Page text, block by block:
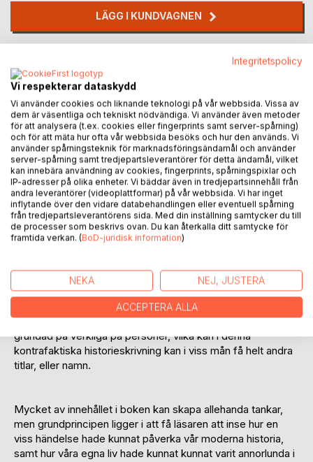
LÄGG I KUNDVAGNEN
Recensera titel
BESKRIVNING
Hur hade Sveriges historia sett ut om en historisk händelse
hade tagit en helt annan vändning? I den här boken tar vi en
närmare titt på just den frågan.
Boken riktar in sig på hur vår svenska historia hade kunnat
se ut om Gustav Vasa hade blivit besegrad av Kristian II av
Danmark. Detta är utgångspunkten, men sedan är det som
står i denna bok helt och hållet påhittat, men är samtidigt
grundad på verkliga på personer, vilka kan i denna
kontrafaktiska historieskrivning kan i viss mån få helt andra
titlar, eller namn.
Mycket av innehållet i boken kan skapa allehanda tankar,
men grundprincipen ligger i att få läsaren att inse hur en
viss händelse hade kunnat påverka vår moderna historia,
samt hur våra egna liv hade kunnat kunnat varit annorlunda i
Integritetspolicy
Vi respekterar dataskydd
Vi använder cookies och liknande teknologi på vår webbsida. Vissa av
dem är väsentliga och tekniskt nödvändiga. Vi använder även metoder
för att analysera (t.ex. cookies eller fingerprints samt server-spårning)
och för att mäta hur ofta vår webbsida besöks och hur den används. Vi
använder spårningsteknik för marknadsföringsändamål och använder
server-spårning samt tredjepartsleverantörer för detta ändamål, vilket
kan innebära användning av cookies, fingerprints, spårningspixlar och
IP-adresser på olika enheter. Vi bäddar även in tredjepartsinnehåll från
andra leverantörer (videoplattformar) på vår webbsida. Vi har inget
inflytande över den vidare databehandlingen eller eventuell spårning
från tredjepartsleverantörens sida. Med din inställning samtycker du till
de processer som beskrivs ovan. Du kan återkalla ditt samtycke för
framtida verkan. (BoD-juridisk information)
NEKA NEJ, JUSTERA
ACCEPTERA ALLA